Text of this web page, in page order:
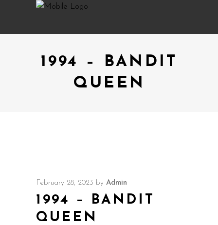
1994 – BANDIT
QUEEN
February 28, 2023 by Admin
1994 – BANDIT
QUEEN